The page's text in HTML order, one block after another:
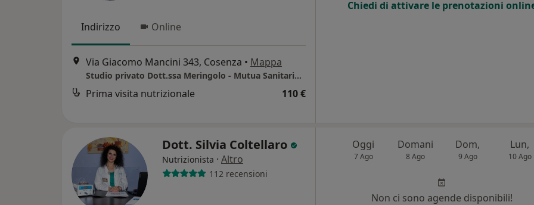
Indirizzo Online
Via Giacomo Mancini 343, Cosenza • Mappa
Studio privato Dott.ssa Meringolo - Mutua Sanitaria Cesare Pozzo
Prima visita nutrizionale 110 €
Chiedi di attivare le prenotazioni
Dott. Silvia Coltellaro
Nutrizionista · Altro
112 recensioni
Oggi
7 Ago
Domani
8 Ago
Dom,
9 Ago
Lun,
10 Ago
Non ci sono agende disponibili!